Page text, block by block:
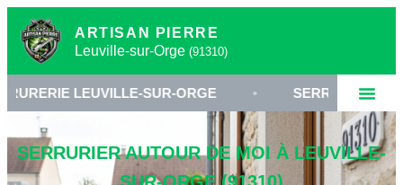
ARTISAN PIERRE
Leuville-sur-Orge (91310)
SUR-ORGE • SERRURIER 91310 ESSONNE
SERRURIER AUTOUR DE MOI À LEUVILLE-